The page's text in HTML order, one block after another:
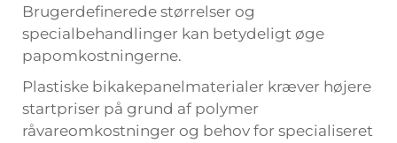
Brugerdefinerede størrelser og
specialbehandlinger kan betydeligt øge
papomkostningerne.
Plastiske bikakepanelmaterialer kræver højere
startpriser på grund af polymer
råvareomkostninger og behov for specialiseret